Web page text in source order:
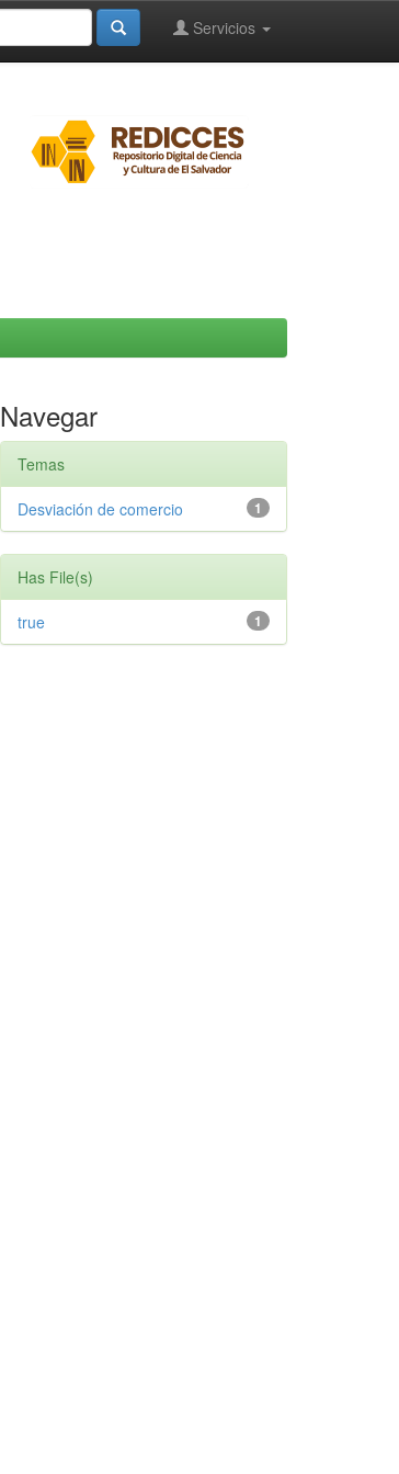
Servicios
Navegar
Temas
1
Desviación de comercio
Has File(s)
1
true